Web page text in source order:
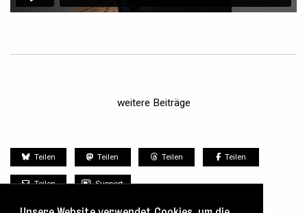
weitere Beiträge
Teilen Teilen Teilen Teilen
Teilen Support